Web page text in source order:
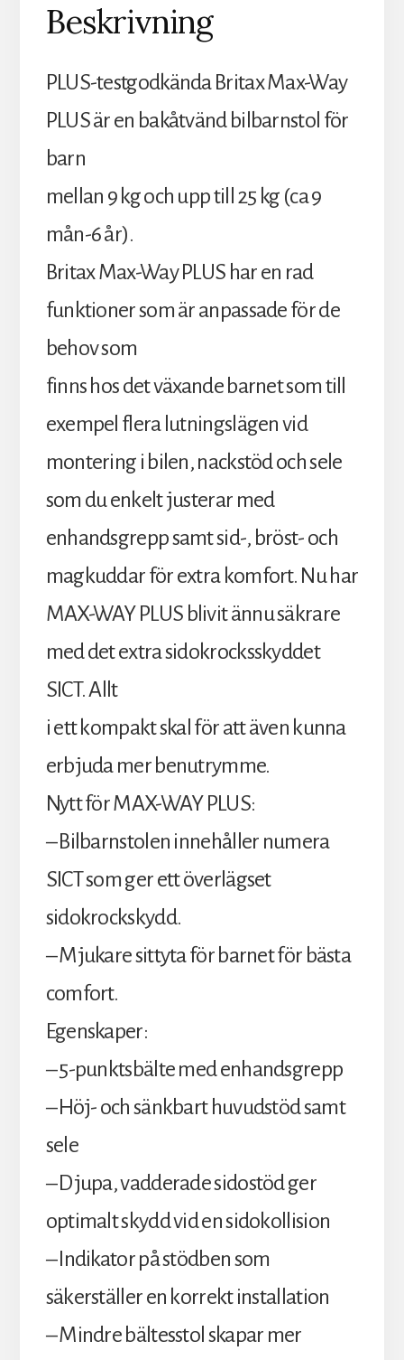
Beskrivning
PLUS-testgodkända Britax Max-Way
PLUS är en bakåtvänd bilbarnstol för
barn
mellan 9 kg och upp till 25 kg (ca 9
mån-6 år).
Britax Max-Way PLUS har en rad
funktioner som är anpassade för de
behov som
finns hos det växande barnet som till
exempel flera lutningslägen vid
montering i bilen, nackstöd och sele
som du enkelt justerar med
enhandsgrepp samt sid-, bröst- och
magkuddar för extra komfort. Nu har
MAX-WAY PLUS blivit ännu säkrare
med det extra sidokrocksskyddet
SICT. Allt
i ett kompakt skal för att även kunna
erbjuda mer benutrymme.
Nytt för MAX-WAY PLUS:
– Bilbarnstolen innehåller numera
SICT som ger ett överlägset
sidokrockskydd.
– Mjukare sittyta för barnet för bästa
comfort.
Egenskaper:
– 5-punktsbälte med enhandsgrepp
– Höj- och sänkbart huvudstöd samt
sele
– Djupa, vadderade sidostöd ger
optimalt skydd vid en sidokollision
– Indikator på stödben som
säkerställer en korrekt installation
– Mindre bältesstol skapar mer